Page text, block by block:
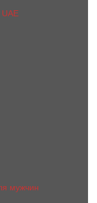
мужчин